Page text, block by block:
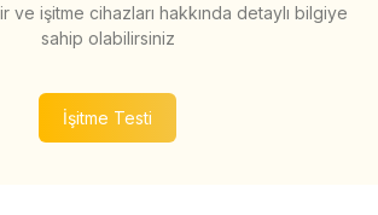
ve işitme cihazları hakkında detaylı bilgiye
sahip olabilirsiniz
İşitme Testi